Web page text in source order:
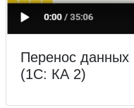
Перенос
(1С: КА 2)